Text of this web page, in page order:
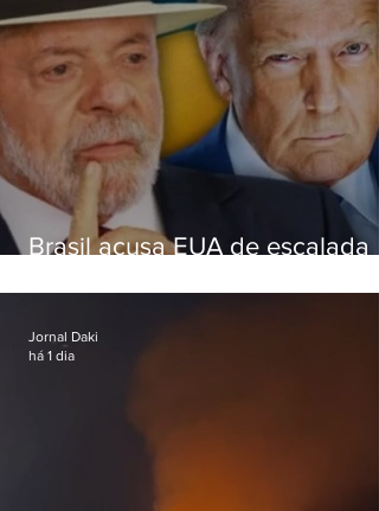
Brasil acusa EUA de escalada
embaixadora
Jornal Daki
há 1 dia